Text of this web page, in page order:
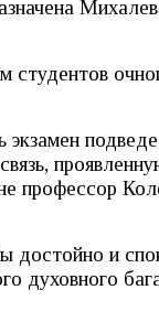
и
духовного